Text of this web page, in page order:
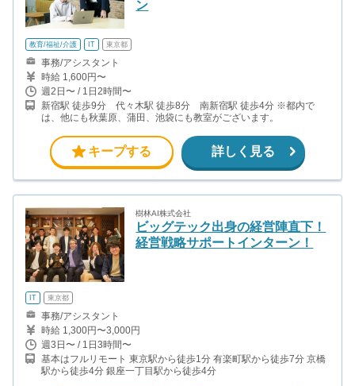
ン
教育/福祉/介護 IT 東京都
事務/アシスタント
時給 1,600円〜
週2日〜 / 1日2時間〜
新宿駅 徒歩9分 代々木駅 徒歩8分 南新宿駅 徒歩4分 ※都内で
は、他にも秋葉原、蒲田、池袋にも教室がございます。
キープする 詳しく見る
樹林AI株式会社
ビッグテック出身の経営陣直下！
経営戦略サポートインターン！
IT 東京都
事務/アシスタント
時給 1,300円〜3,000円
週3日〜 / 1日3時間〜
基本はフルリモート 東京駅から徒歩1分 有楽町駅から徒歩7分 京橋
駅から徒歩4分 銀座一丁目駅から徒歩4分